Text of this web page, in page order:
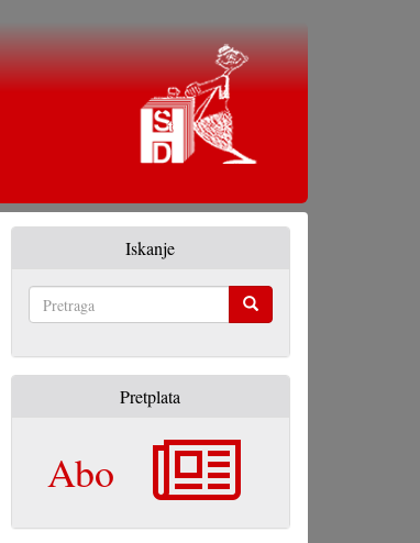
Iskanje
Pretplata
Abo